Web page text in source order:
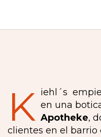
K iehl´s
en una
Apotheke,
clientes en el barrio